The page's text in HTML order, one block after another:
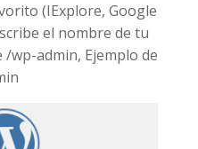
(IExplore, Google
el nombre de tu
wp-admin, Ejemplo de